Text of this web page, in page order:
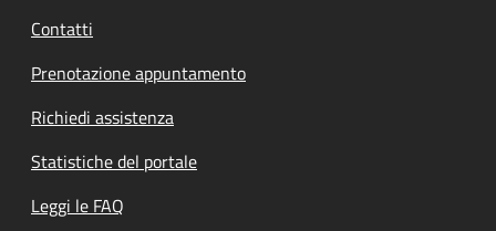
Contatti
Prenotazione appuntamento
Richiedi assistenza
Statistiche del portale
Leggi le FAQ